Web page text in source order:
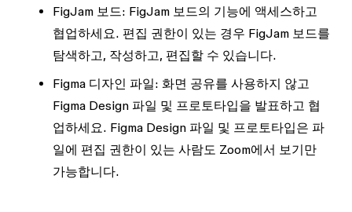
FigJam 보드: FigJam 보드의 기능에 액세스하고
협업하세요. 편집 권한이 있는 경우 FigJam 보드를
탐색하고, 작성하고, 편집할 수 있습니다.
Figma 디자인 파일: 화면 공유를 사용하지 않고
Figma Design 파일 및 프로토타입을 발표하고 협
업하세요. Figma Design 파일 및 프로토타입은 파
일에 편집 권한이 있는 사람도 Zoom에서 보기만
가능합니다.